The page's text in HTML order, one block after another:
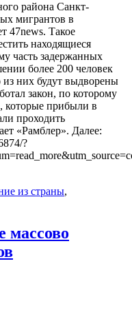
района Санкт-
мигрантов в
47news. Такое
находящиеся
часть задержанных
более 200 человек
них будут выдворены
закон, по которому
которые прибыли в
проходить
«Рамблер». Далее:
?
из страны,
массово